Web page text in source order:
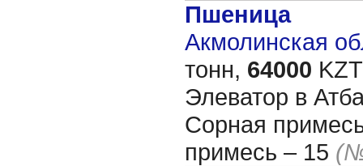
Пшеница
Акмолинская
тонн, 64000
Элеватор в
Сорная
примесь – 15